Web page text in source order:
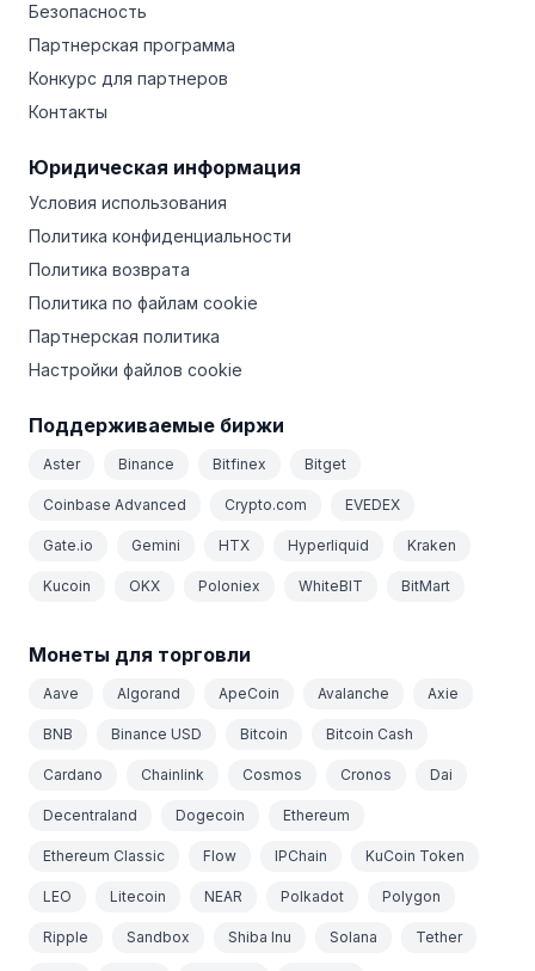
Безопасность
Партнерская программа
Конкурс для партнеров
Контакты
Юридическая информация
Условия использования
Политика конфиденциальности
Политика возврата
Политика по файлам cookie
Партнерская политика
Настройки файлов cookie
Поддерживаемые биржи
Aster Binance Bitfinex Bitget
Coinbase Advanced Crypto.com EVEDEX
Gate.io Gemini HTX Hyperliquid Kraken
Kucoin OKX Poloniex WhiteBIT BitMart
Монеты для торговли
Aave Algorand ApeCoin Avalanche Axie
BNB Binance USD Bitcoin Bitcoin Cash
Cardano Chainlink Cosmos Cronos Dai
Decentraland Dogecoin Ethereum
Ethereum Classic Flow IPChain KuCoin Token
LEO Litecoin NEAR Polkadot Polygon
Ripple Sandbox Shiba Inu Solana Tether